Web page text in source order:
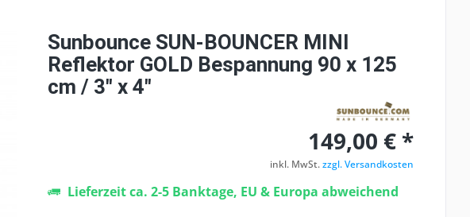
Sunbounce SUN-BOUNCER MINI
Reflektor GOLD Bespannung 90 x 125
cm / 3" x 4"
149,00 € *
inkl. MwSt.zzgl. Versandkosten
Lieferzeit ca. 2-5 Banktage, EU & Europa abweichend